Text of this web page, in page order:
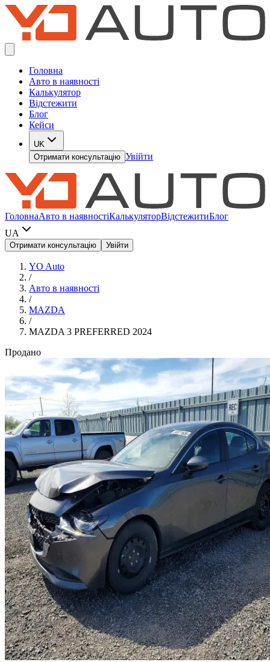
Головна
Авто в наявності
Калькулятор
Відстежити
Блог
Кейси
UK
Отримати консультацію Увійти
ГоловнаАвто в наявностіКалькуляторВідстежитиБлог
UA
Отримати консультацію Увійти
YO Auto
/
Авто в наявності
/
MAZDA
/
MAZDA 3 PREFERRED 2024
Продано